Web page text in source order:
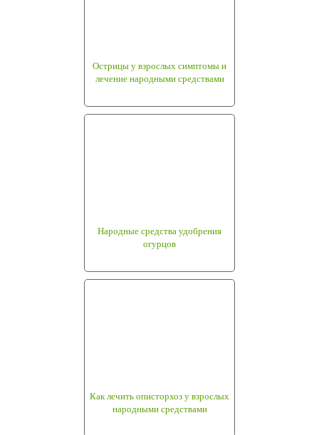
Острицы у взрослых симптомы и
лечение народными средствами
Народные средства удобрения
огурцов
Как лечить описторхоз у взрослых
народными средствами